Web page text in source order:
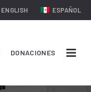
ENGLISH ESPAÑOL
DONACIONES